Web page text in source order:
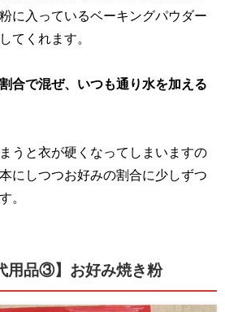
に入っているベーキングパウダー
てくれます。
合で混ぜ、いつも通り水を加える
うと衣が硬くなってしまいますの
にしつつお好みの割合に少しずつ
。
用品③】 お好み焼き粉